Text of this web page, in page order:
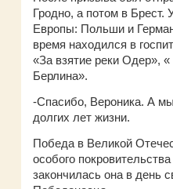
Гродно, а потом в Брест.
Европы: Польши и
время находился в
«За взятие реки Одер»,
Берлина».
-Спасибо, Вероника. А
долгих лет жизни.
Победа в Великой
особого
закончилась она в день